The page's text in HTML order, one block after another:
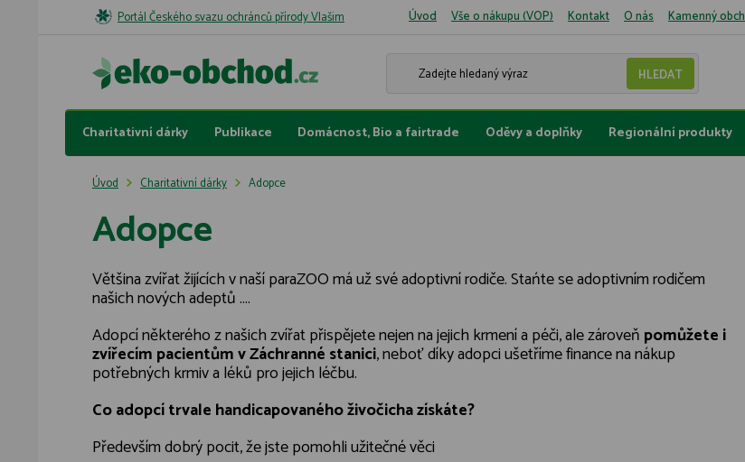
Portál Českého svazu ochránců přírody Vlašim Úvod Vše o nákupu (VOP) Kontakt O nás Kamenný
Charitativní dárky Publikace Domácnost, Bio a fairtrade Oděvy a doplňky Regionální produkty
Úvod Charitativní dárky Adopce
Adopce
Většina zvířat žijících v naší paraZOO má už své adoptivní rodiče. Stańte se adoptivním rodičem
našich nových adeptů ....
Adopcí některého z našich zvířat přispějete nejen na jejich krmení a péči, ale zároveň pomůžete i
zvířecím pacientům v Záchranné stanici, neboť díky adopci ušetříme finance na nákup
potřebných krmiv a léků pro jejich léčbu.
Co adopcí trvale handicapovaného živočicha získáte?
Především dobrý pocit, že jste pomohli užitečné věci